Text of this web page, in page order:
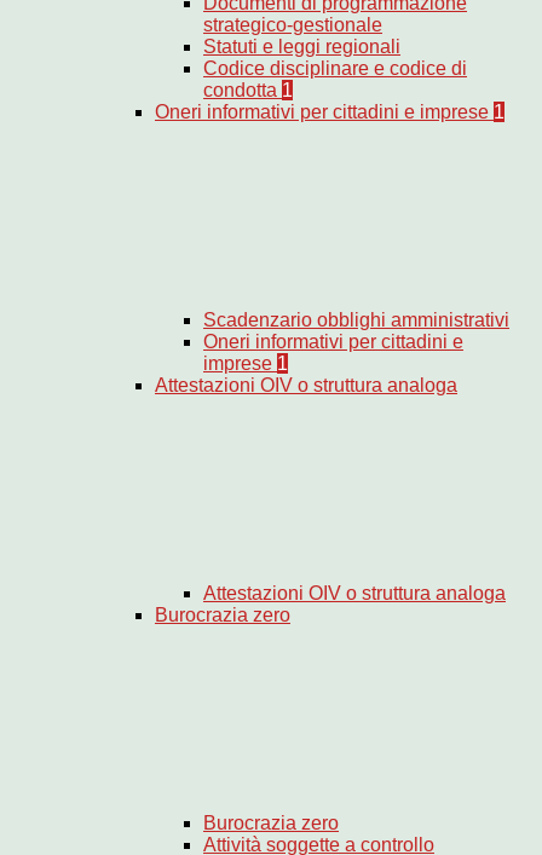
strategico-gestionale
Statuti e leggi regionali
Codice disciplinare e codice di
condotta 1
Oneri informativi per cittadini e imprese 1
Scadenzario obblighi amministrativi
Oneri informativi per cittadini e
imprese 1
Attestazioni OIV o struttura analoga
Attestazioni OIV o struttura analoga
Burocrazia zero
Burocrazia zero
Attività soggette a controllo